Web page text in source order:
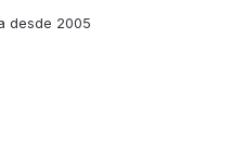
desde 2005